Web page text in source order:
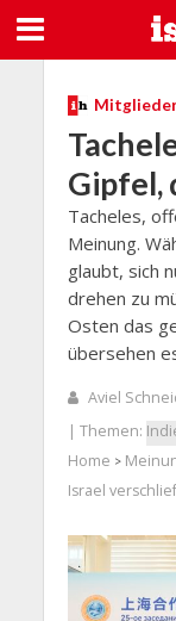
Gipfel,
Tacheles,
Meinung.
glaubt, sich
drehen zu
Osten das
übersehen
Aviel
| Themen:
Home >
Israel verschlief